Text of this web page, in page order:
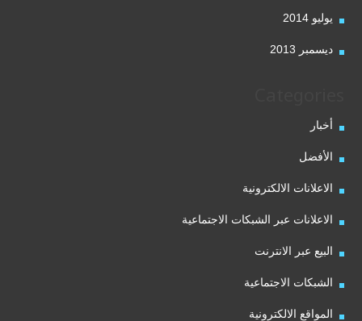
يوليو 2014
ديسمبر 2013
أخبار
الأفضل
الاعلانات الالكترونية
الاعلانات عبر الشبكات الاجتماعية
البيع عبر الانترنت
الشبكات الاجتماعية
المواقع الالكترونية